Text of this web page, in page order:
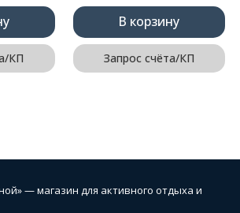
КП
В корзину
Запрос счёта/КП
— магазин для активного отдыха и